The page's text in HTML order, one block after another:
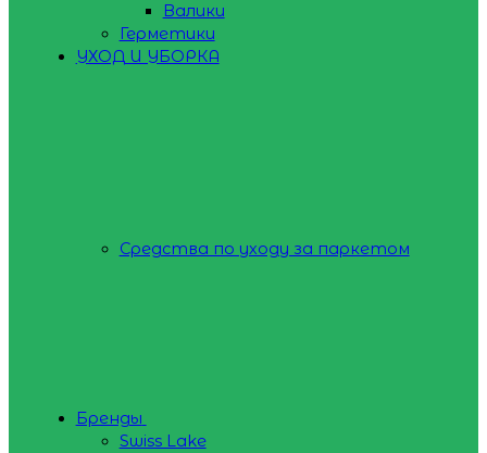
Валики
Герметики
УХОД И УБОРКА
Средства по уходу за паркетом
Бренды
Swiss Lake